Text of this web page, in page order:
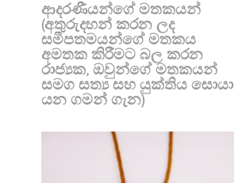
ආදරණීයන්ගේ මතකයන්
(අතුරුදහන් කරන ලද
සමීපතමයන්ගේ මතකය
අමතක කිරීමට බල කරන
රාජ්‍යක, ඔවුන්ගේ මතකයන්
සමග සත්‍ය සහ යුක්තිය සොයා
යන ගමන් ගැන)